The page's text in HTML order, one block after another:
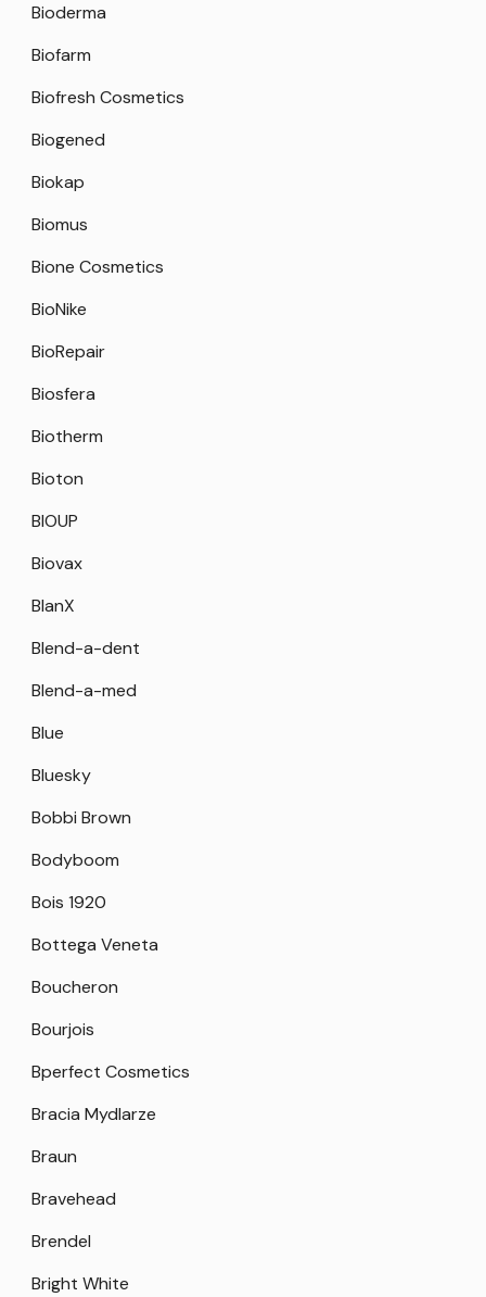
Bioderma
Biofarm
Biofresh Cosmetics
Biogened
Biokap
Biomus
Bione Cosmetics
BioNike
BioRepair
Biosfera
Biotherm
Bioton
BIOUP
Biovax
BlanX
Blend-a-dent
Blend-a-med
Blue
Bluesky
Bobbi Brown
Bodyboom
Bois 1920
Bottega Veneta
Boucheron
Bourjois
Bperfect Cosmetics
Bracia Mydlarze
Braun
Bravehead
Brendel
Bright White